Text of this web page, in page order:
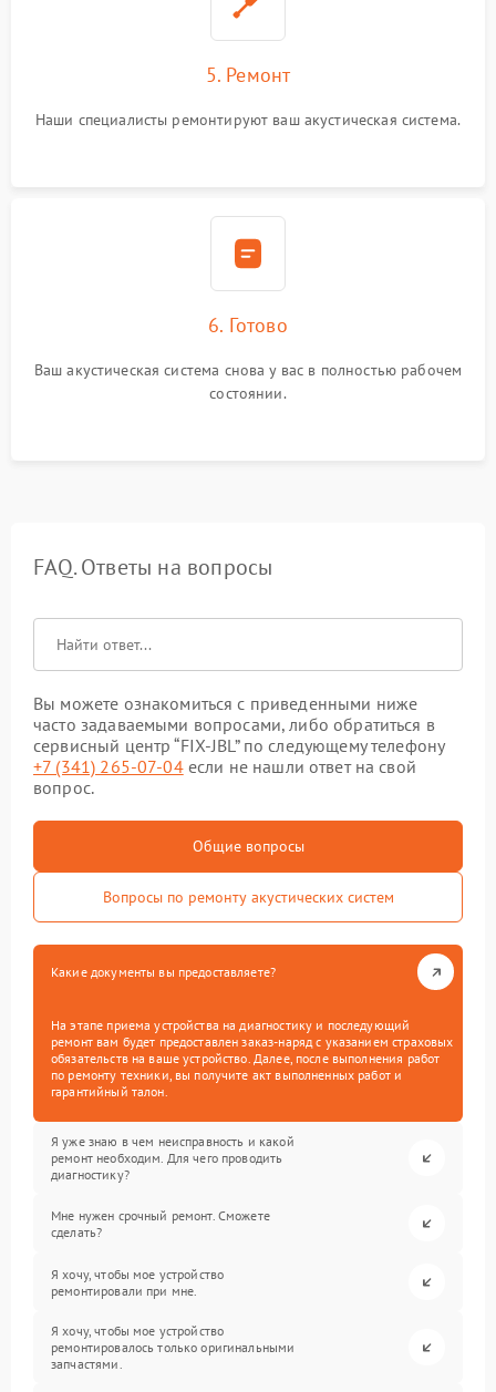
5. Ремонт
Наши специалисты ремонтируют ваш акустическая система.
6. Готово
Ваш акустическая система снова у вас в полностью рабочем
состоянии.
FAQ. Ответы на вопросы
Вы можете ознакомиться с приведенными ниже
часто задаваемыми вопросами, либо обратиться в
сервисный центр “FIX-JBL” по следующему телефону
+7 (341) 265-07-04если не нашли ответ на свой
вопрос.
Общие вопросы
Вопросы по ремонту акустических систем
Какие документы вы предоставляете?
На этапе приема устройства на диагностику и последующий
ремонт вам будет предоставлен заказ-наряд с указанием страховых
обязательств на ваше устройство. Далее, после выполнения работ
по ремонту техники, вы получите акт выполненных работ и
гарантийный талон.
Я уже знаю в чем неисправность и какой
ремонт необходим. Для чего проводить
диагностику?
Мне нужен срочный ремонт. Сможете
сделать?
Я хочу, чтобы мое устройство
ремонтировали при мне.
Я хочу, чтобы мое устройство
ремонтировалось только оригинальными
запчастями.